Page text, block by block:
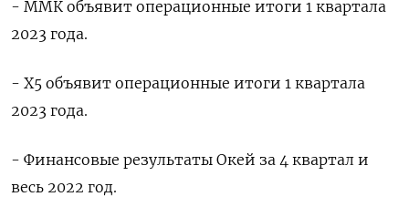
- ММК объявит операционные итоги 1 квартала
2023 года.
- X5 объявит операционные итоги 1 квартала
2023 года.
- Финансовые результаты Окей за 4 квартал и
весь 2022 год.